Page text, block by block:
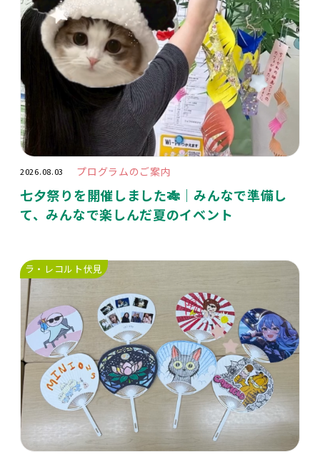
2026.08.03 プログラムのご案内
七夕祭りを開催しました🎋｜みんなで準備し
て、みんなで楽しんだ夏のイベント
ラ・レコルト伏見